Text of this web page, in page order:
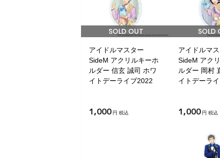
SOLD OUT
アイドルマスター
SideM アクリルキーホ
ルダー 信玄 誠司 ホワ
イトデーライブ2022
1,000 円 税込
SOLD
アイドルマ
SideM アク
ルダー 岡村
イトデーラ
1,000 円 税込